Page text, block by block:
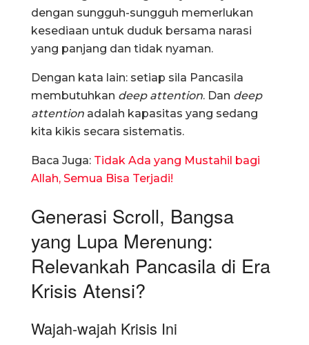
dengan sungguh-sungguh memerlukan
kesediaan untuk duduk bersama narasi
yang panjang dan tidak nyaman.
Dengan kata lain: setiap sila Pancasila
membutuhkan deep attention. Dan deep
attention adalah kapasitas yang sedang
kita kikis secara sistematis.
Baca Juga: Tidak Ada yang Mustahil bagi
Allah, Semua Bisa Terjadi!
Generasi Scroll, Bangsa
yang Lupa Merenung:
Relevankah Pancasila di Era
Krisis Atensi?
Wajah-wajah Krisis Ini